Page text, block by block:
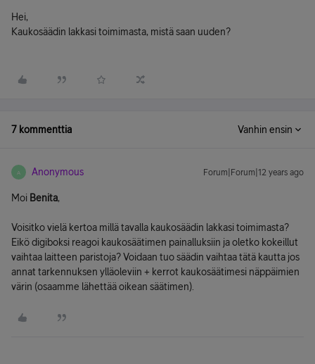
Hei,
Kaukosäädin lakkasi toimimasta, mistä saan uuden?
7 kommenttia Vanhin ensin
A Anonymous Forum|Forum|12 years ago
Moi Benita,
Voisitko vielä kertoa millä tavalla kaukosäädin lakkasi toimimasta?
Eikö digiboksi reagoi kaukosäätimen painalluksiin ja oletko kokeillut
vaihtaa laitteen paristoja? Voidaan tuo säädin vaihtaa tätä kautta jos
annat tarkennuksen ylläoleviin + kerrot kaukosäätimesi näppäimien
värin (osaamme lähettää oikean säätimen).